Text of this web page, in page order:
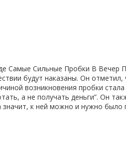
Самые Сильные Пробки В Вечер
будут наказаны. Он
возникновения пробки
а не получать деньги”. Он
к ней можно и нужно